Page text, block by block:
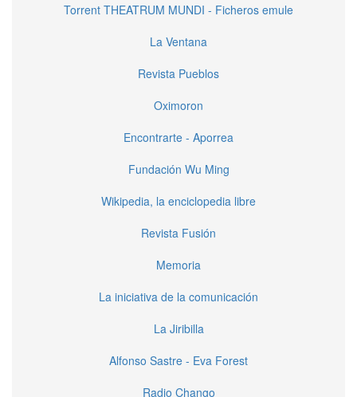
Torrent THEATRUM MUNDI - Ficheros emule
La Ventana
Revista Pueblos
Oximoron
Encontrarte - Aporrea
Fundación Wu Ming
Wikipedia, la enciclopedia libre
Revista Fusión
Memoria
La iniciativa de la comunicación
La Jiribilla
Alfonso Sastre - Eva Forest
Radio Chango